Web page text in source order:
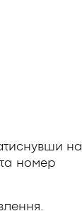
на
та номер